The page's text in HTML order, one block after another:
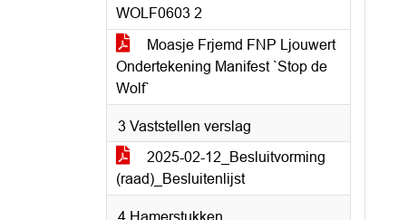
WOLF0603 2
Moasje Frjemd FNP Ljouwert
Ondertekening Manifest `Stop de
Wolf`
3 Vaststellen verslag
2025-02-12_Besluitvorming
(raad)_Besluitenlijst
4 Hamerstukken